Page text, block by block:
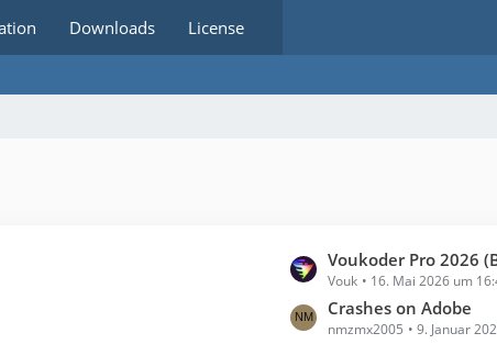
Downloads License
L
e
t
z
Voukoder Pro 2026
Vouk 16. Mai 2026 um
Crashes on Adobe
nmzmx2005 9. Januar